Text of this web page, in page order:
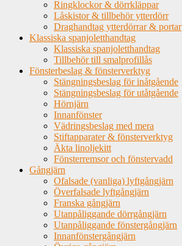
Ringklockor & dörrkläppar
Låskistor & tillbehör ytterdörr
Draghandtag ytterdörrar & portar
Klassiska spanjoletthandtag
Klassiska spanjoletthandtag
Tillbehör till smalprofillås
Fönsterbeslag & fönsterverktyg
Stängningsbeslag för inåtgående
Stängningsbeslag för utåtgående
Hörnjärn
Innanfönster
Vädringsbeslag med mera
Stiftapparater & fönsterverktyg
Äkta linoljekitt
Fönsterremsor och fönstervadd
Gångjärn
Ofalsade (vanliga) lyftgångjärn
Överfalsade lyftgångjärn
Franska gångjärn
Utanpåliggande dörrgångjärn
Utanpåliggande fönstergångjärn
Innanfönstergångjärn